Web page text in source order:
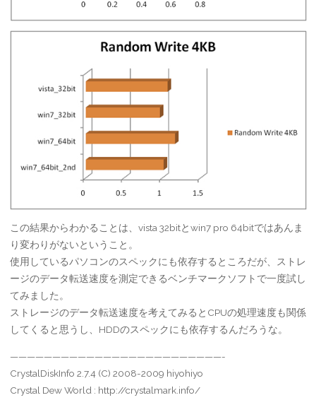
この結果からわかることは、vista 32bitとwin7 pro 64bitではあんま
り変わりがないということ。
使用しているパソコンのスペックにも依存するところだが、ストレ
ージのデータ転送速度を測定できるベンチマークソフトで一度試し
てみました。
ストレージのデータ転送速度を考えてみるとCPUの処理速度も関係
してくると思うし、HDDのスペックにも依存するんだろうな。
—————————————————————————-
CrystalDiskInfo 2.7.4 (C) 2008-2009 hiyohiyo
Crystal Dew World : http://crystalmark.info/